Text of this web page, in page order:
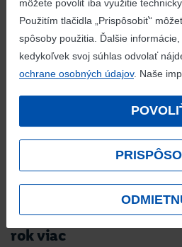
môžete povoliť iba využitie
Použitím tlačidla „Prispôsobiť“
spôsoby použitia. Ďalšie
kedykoľvek svoj súhlas odvolať
ochrane osobných údajov. Naše
Lidl zaplatí svojim
rok viac